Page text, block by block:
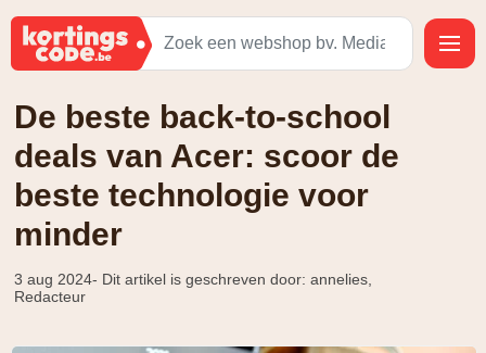
De beste back-to-school
deals van Acer: scoor de
beste technologie voor
minder
3 aug 2024- Dit artikel is geschreven door: annelies,
Redacteur